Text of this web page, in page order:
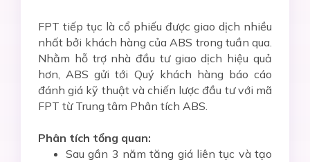
FPT tiếp tục là cổ phiếu được giao dịch nhiều
nhất bởi khách hàng của ABS trong tuần qua.
Nhằm hỗ trợ nhà đầu tư giao dịch hiệu quả
hơn, ABS gửi tới Quý khách hàng báo cáo
đánh giá kỹ thuật và chiến lược đầu tư với mã
FPT từ Trung tâm Phân tích ABS.
Phân tích tổng quan:
Sau gần 3 năm tăng giá liên tục và tạo